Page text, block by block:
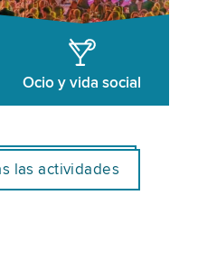
Ocio y vida social
las actividades